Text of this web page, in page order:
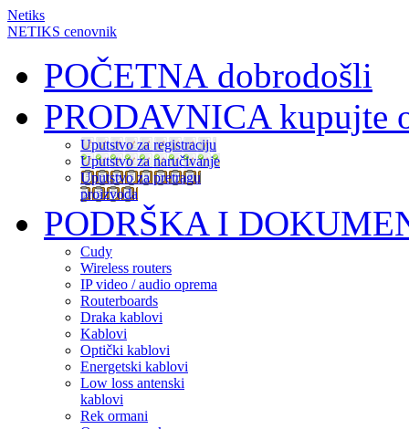
Netiks
NETIKS cenovnik
POČETNA dobrodošli
PRODAVNICAkupujte
Uputstvo za registraciju
Uputstvo za naručivanje
Uputstvo za pretragu
proizvoda
PODRŠKA I
Cudy
Wireless routers
IP video / audio oprema
Routerboards
Draka kablovi
Kablovi
Optički kablovi
Energetski kablovi
Low loss antenski
kablovi
Rek ormani